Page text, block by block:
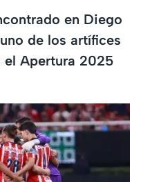
en Diego
de los artífices
el Apertura 2025